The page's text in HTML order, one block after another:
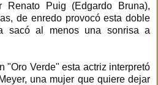
Renato Puig (Edgardo Bruna),
de enredo provocó esta doble
sacó al menos una sonrisa a
"Oro Verde" esta actriz interpretó
una mujer que quiere dejar